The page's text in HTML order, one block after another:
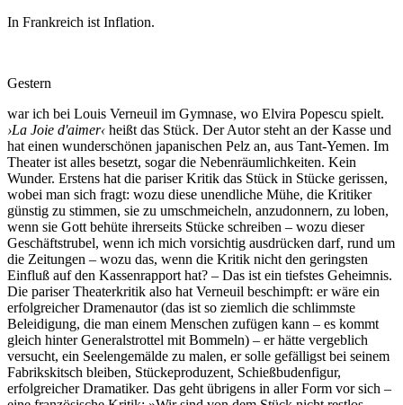
In Frankreich ist Inflation.
Gestern
war ich bei Louis Verneuil im Gymnase, wo Elvira Popescu spielt.
›La Joie d'aimer‹ heißt das Stück. Der Autor steht an der Kasse und
hat einen wunderschönen japanischen Pelz an, aus Tant-Yemen. Im
Theater ist alles besetzt, sogar die Nebenräumlichkeiten. Kein
Wunder. Erstens hat die pariser Kritik das Stück in Stücke gerissen,
wobei man sich fragt: wozu diese unendliche Mühe, die Kritiker
günstig zu stimmen, sie zu umschmeicheln, anzudonnern, zu loben,
wenn sie Gott behüte ihrerseits Stücke schreiben – wozu dieser
Geschäftstrubel, wenn ich mich vorsichtig ausdrücken darf, rund um
die Zeitungen – wozu das, wenn die Kritik nicht den geringsten
Einfluß auf den Kassenrapport hat? – Das ist ein tiefstes Geheimnis.
Die pariser Theaterkritik also hat Verneuil beschimpft: er wäre ein
erfolgreicher Dramenautor (das ist so ziemlich die schlimmste
Beleidigung, die man einem Menschen zufügen kann – es kommt
gleich hinter Generalstrottel mit Bommeln) – er hätte vergeblich
versucht, ein Seelengemälde zu malen, er solle gefälligst bei seinem
Fabrikskitsch bleiben, Stückeproduzent, Schießbudenfigur,
erfolgreicher Dramatiker. Das geht übrigens in aller Form vor sich –